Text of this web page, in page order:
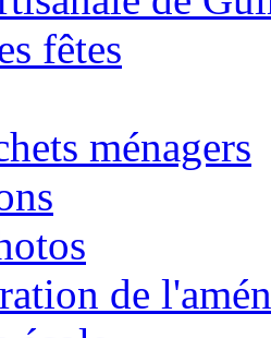
fêtes
ménagers
de